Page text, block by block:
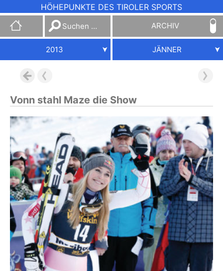
HÖHEPUNKTE DES TIROLER SPORTS
Suchen
nach:
ARCHIV
2013 JÄNNER
Vonn stahl Maze die Show